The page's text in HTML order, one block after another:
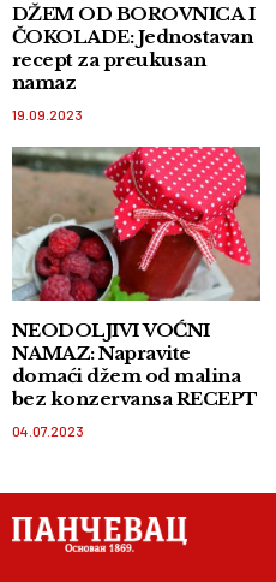
DŽEM OD BOROVNICA I
ČOKOLADE: Jednostavan
recept za preukusan
namaz
19.09.2023
NEODOLJIVI VOĆNI
NAMAZ: Napravite
domaći džem od malina
bez konzervansa RECEPT
04.07.2023